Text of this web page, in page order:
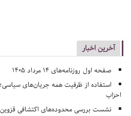
آخرین اخبار
صفحه اول روزنامه‌های 14 مرداد 1405
استفاده از ظرفیت همه جریان‌های سیاسی؛
احزاب
نشست بررسی محدوده‌های اکتشافی